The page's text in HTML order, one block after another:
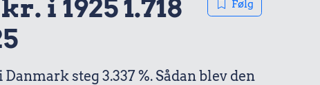
i 1925 1.718
Følg
steg 3.337 %. Sådan blev den